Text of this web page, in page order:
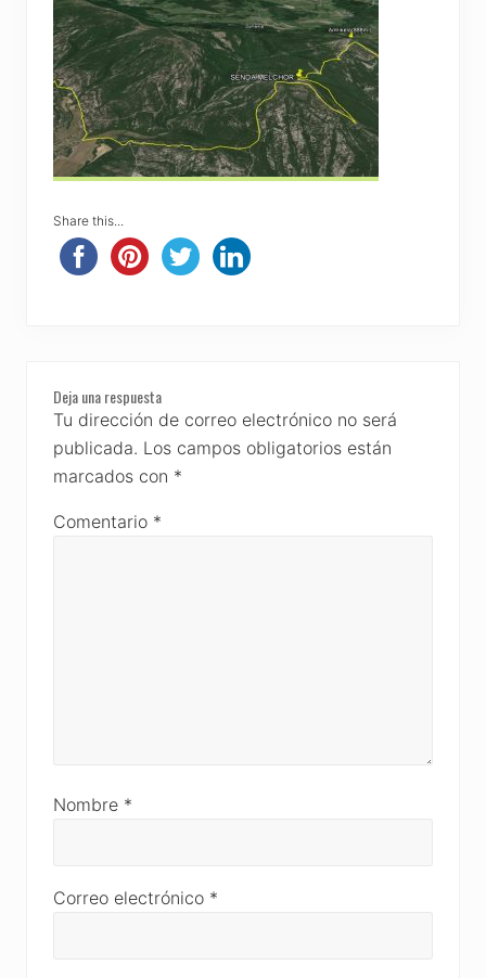
Share this...
Reader
Interactions
Deja una respuesta
Tu dirección de correo electrónico no será
publicada. Los campos obligatorios están
marcados con *
Comentario *
Nombre *
Correo electrónico *